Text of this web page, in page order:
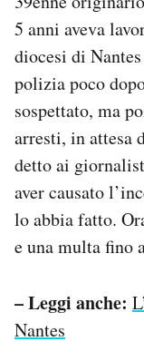
AREA
Area
Newsletter
Notifiche
Regala il Post
Hai bisogno di
Esci
5 anni aveva
diocesi di
polizia poco
sospettato, ma
arresti, in attesa
detto ai
aver causato
lo abbia fatto.
e una multa fino
– Leggi anche:
Nantes